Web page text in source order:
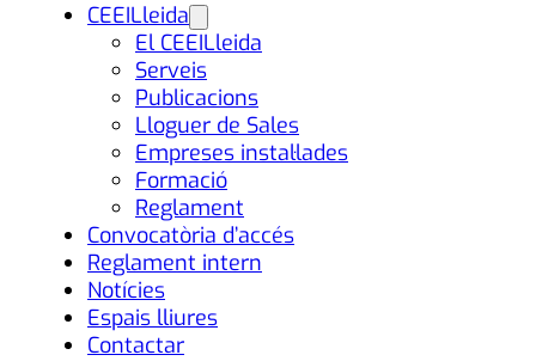
CEEILleida
El CEEILleida
Serveis
Publicacions
Lloguer de Sales
Empreses instal·lades
Formació
Reglament
Convocatòria d’accés
Reglament intern
Notícies
Espais lliures
Contactar